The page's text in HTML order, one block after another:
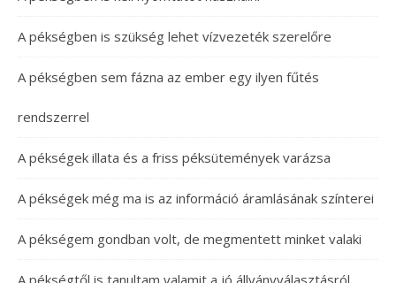
A pékségben is szükség lehet vízvezeték szerelőre
A pékségben sem fázna az ember egy ilyen fűtés
rendszerrel
A pékségek illata és a friss péksütemények varázsa
A pékségek még ma is az információ áramlásának színterei
A pékségem gondban volt, de megmentett minket valaki
A pékségtől is tanultam valamit a jó állványválasztásról